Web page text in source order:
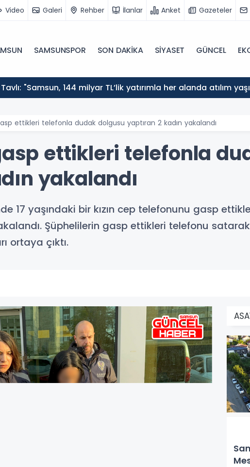
Video Galeri Rehber İlanlar Anket Gazeteler
SAMSUNSPOR SON DAKİKA SİYASET GÜNCEL
"Samsun, 144 milyar TL’lik yatırımla her alanda atılım
ettikleri telefonla dudak dolgusu yaptıran 2 kadın yakalandı
ettikleri telefonla
yakalandı
17 yaşındaki bir kızın cep telefonunu gasp
Şüphelilerin gasp ettikleri telefonu
ortaya çıktı.